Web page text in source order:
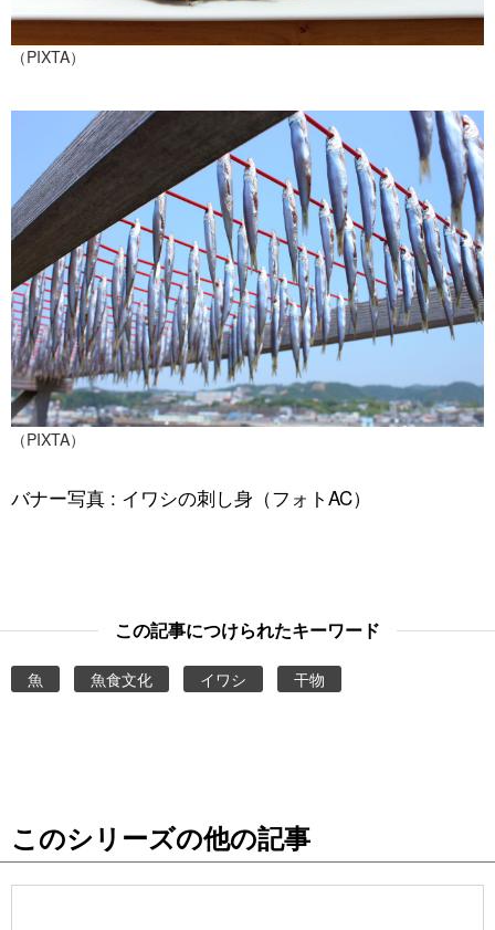
（PIXTA）
（PIXTA）
バナー写真 : イワシの刺し身（フォトAC）
この記事につけられたキーワード
魚 魚食文化 イワシ 干物
このシリーズの他の記事